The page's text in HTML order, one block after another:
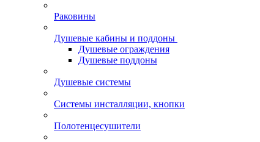
Раковины
Душевые кабины и поддоны
Душевые ограждения
Душевые поддоны
Душевые системы
Системы инсталляции, кнопки
Полотенцесушители